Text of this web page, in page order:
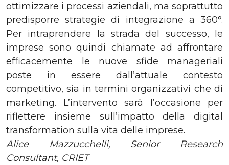
ottimizzare i processi aziendali, ma soprattutto
predisporre strategie di integrazione a 360°.
Per intraprendere la strada del successo, le
imprese sono quindi chiamate ad affrontare
efficacemente le nuove sfide manageriali
poste in essere dall’attuale contesto
competitivo, sia in termini organizzativi che di
marketing. L’intervento sarà l’occasione per
riflettere insieme sull’impatto della digital
transformation sulla vita delle imprese.
Alice Mazzucchelli, Senior Research
Consultant, CRIET